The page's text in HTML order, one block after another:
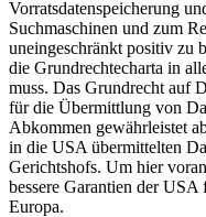
Vorratsdatenspeicherung
Suchmaschinen und zum
uneingeschränkt positiv zu
die Grundrechtecharta in
muss. Das Grundrecht auf
für die Übermittlung von
Abkommen gewährleistet
in die USA übermittelten
Gerichtshofs. Um hier
bessere Garantien der USA
Europa.